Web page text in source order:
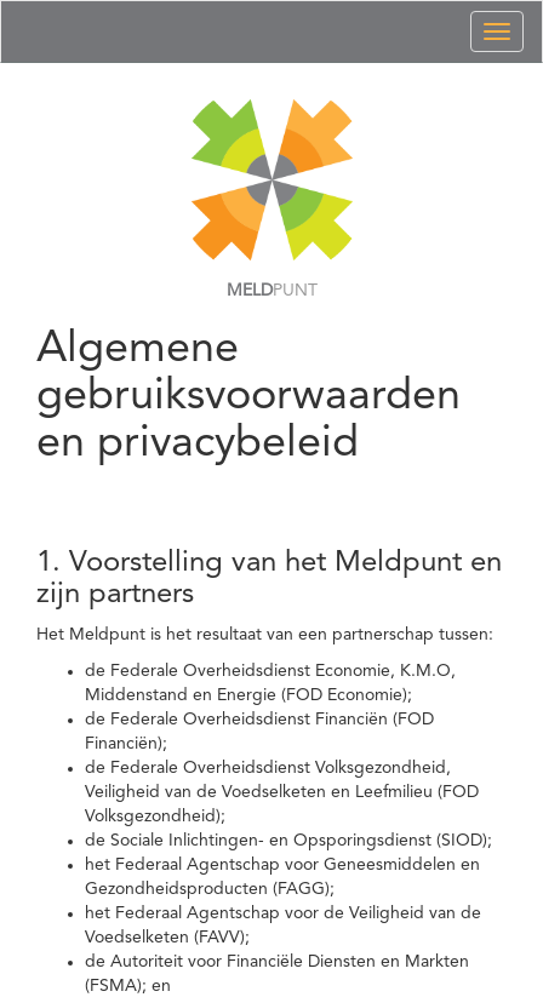
MELDPUNT
Algemene
gebruiksvoorwaarden
en privacybeleid
1. Voorstelling van het Meldpunt en
zijn partners
Het Meldpunt is het resultaat van een partnerschap tussen:
de Federale Overheidsdienst Economie, K.M.O,
Middenstand en Energie (FOD Economie);
de Federale Overheidsdienst Financiën (FOD
Financiën);
de Federale Overheidsdienst Volksgezondheid,
Veiligheid van de Voedselketen en Leefmilieu (FOD
Volksgezondheid);
de Sociale Inlichtingen- en Opsporingsdienst (SIOD);
het Federaal Agentschap voor Geneesmiddelen en
Gezondheidsproducten (FAGG);
het Federaal Agentschap voor de Veiligheid van de
Voedselketen (FAVV);
de Autoriteit voor Financiële Diensten en Markten
(FSMA); en